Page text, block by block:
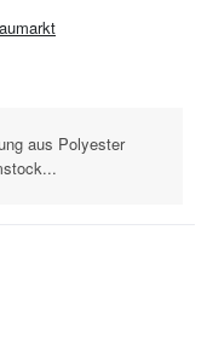
aus Polyester